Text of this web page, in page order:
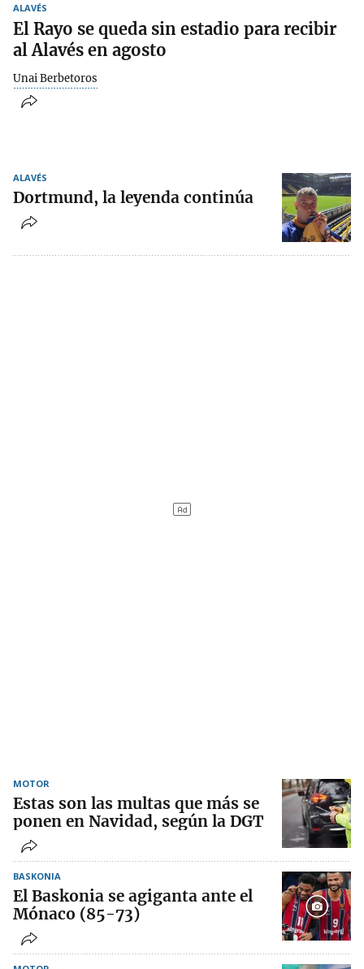
ALAVÉS
El Rayo se queda sin estadio para recibir
al Alavés en agosto
Unai Berbetoros
ALAVÉS
Dortmund, la leyenda continúa
MOTOR
Estas son las multas que más se
ponen en Navidad, según la DGT
BASKONIA
El Baskonia se agiganta ante el
Mónaco (85-73)